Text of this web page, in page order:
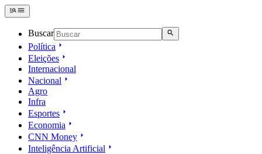
Buscar
Política
Eleições
Internacional
Nacional
Agro
Infra
Esportes
Economia
CNN Money
Inteligência Artificial